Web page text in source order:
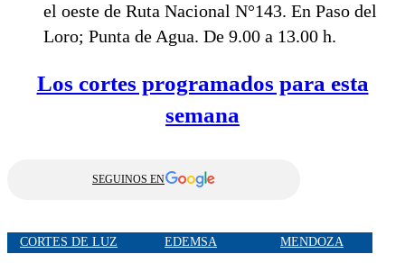
el oeste de Ruta Nacional N°143. En Paso del
Loro; Punta de Agua. De 9.00 a 13.00 h.
Los cortes programados para esta
semana
SEGUINOS EN
CORTES DE LUZ EDEMSA MENDOZA